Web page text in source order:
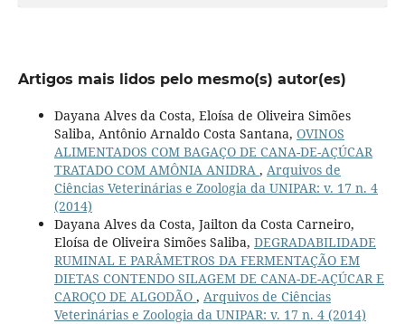
Artigos mais lidos pelo mesmo(s) autor(es)
Dayana Alves da Costa, Eloísa de Oliveira Simões
Saliba, Antônio Arnaldo Costa Santana, OVINOS
ALIMENTADOS COM BAGAÇO DE CANA-DE-AÇÚCAR
TRATADO COM AMÔNIA ANIDRA , Arquivos de
Ciências Veterinárias e Zoologia da UNIPAR: v. 17 n. 4
(2014)
Dayana Alves da Costa, Jailton da Costa Carneiro,
Eloísa de Oliveira Simões Saliba, DEGRADABILIDADE
RUMINAL E PARÂMETROS DA FERMENTAÇÃO EM
DIETAS CONTENDO SILAGEM DE CANA-DE-AÇÚCAR E
CAROÇO DE ALGODÃO , Arquivos de Ciências
Veterinárias e Zoologia da UNIPAR: v. 17 n. 4 (2014)